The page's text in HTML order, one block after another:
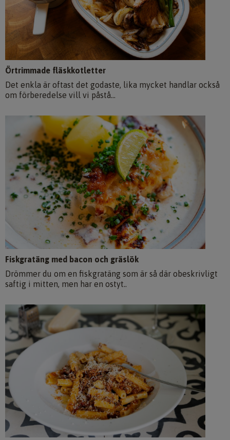
Örtrimmade fläskkotletter
Det enkla är oftast det godaste, lika mycket handlar också
om förberedelse vill vi påstå...
Fiskgratäng med bacon och gräslök
Drömmer du om en fiskgratäng som är så där obeskrivligt
saftig i mitten, men har en ostyt..